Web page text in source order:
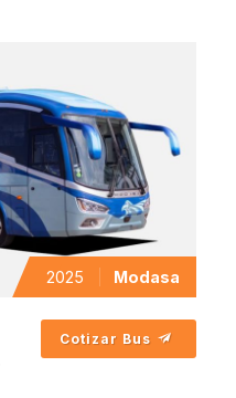
2025 Modasa
Cotizar Bus